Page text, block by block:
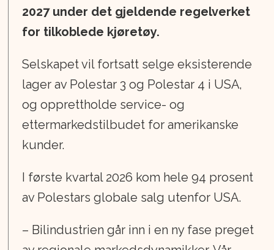
2027 under det gjeldende regelverket
for tilkoblede kjøretøy.
Selskapet vil fortsatt selge eksisterende
lager av Polestar 3 og Polestar 4 i USA,
og opprettholde service- og
ettermarkedstilbudet for amerikanske
kunder.
I første kvartal 2026 kom hele 94 prosent
av Polestars globale salg utenfor USA.
– Bilindustrien går inn i en ny fase preget